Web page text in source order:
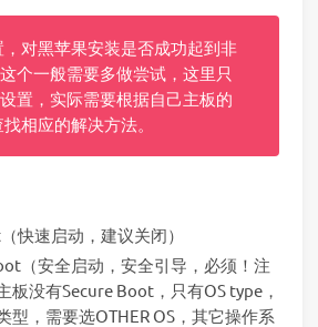
对黑苹果安装是否成功起到非
个一般需要多做尝试，这里只
置，实际需要根据自己主板的
相应的解决方法。
快速启动，建议关闭）
（安全启动，安全引导，必须！注
板没有Secure Boot，只有OS type，
型，需要选OTHER OS，其它操作系